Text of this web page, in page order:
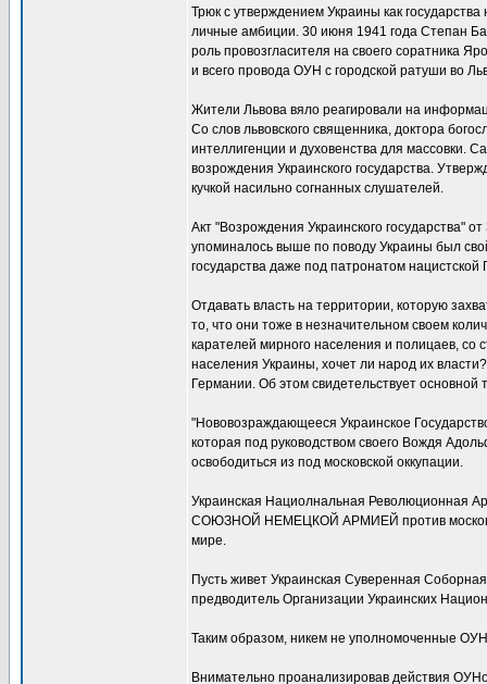
Трюк с утверждением Украины как
личные амбиции. 30 июня 1941 года Степан
роль провозгласителя на своего соратника
и всего провода ОУН с городской ратуши во
Жители Львова вяло реагировали на
Со слов львовского священника, доктора
интеллигенции и духовенства для массовки.
возрождения Украинского государства.
кучкой насильно согнанных слушателей.
Акт "Возрождения Украинского государства"
упоминалось выше по поводу Украины был
государства даже под патронатом
Отдавать власть на территории, которую
то, что они тоже в незначительном своем
карателей мирного населения и полицаев, со
населения Украины, хочет ли народ их
Германии. Об этом свидетельствует основной
"Нововозраждающееся Украинское
которая под руководством своего Вождя
освободиться из под московской оккупации.
Украинская Нациолнальная Революционная
СОЮЗНОЙ НЕМЕЦКОЙ АРМИЕЙ против
мире.
Пусть живет Украинская Суверенная
предводитель Организации Украинских
Таким образом, никем не уполномоченные
Внимательно проанализировав действия